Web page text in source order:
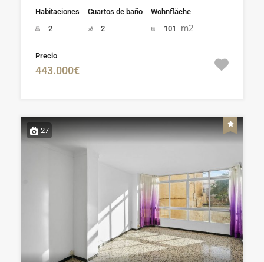
Habitaciones
2
Cuartos de baño
2
Wohnfläche
101
m2
Precio
443.000€
27